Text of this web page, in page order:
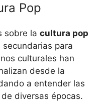
Pop
sobre la cultura pop
para
culturales han
desde la
a entender las
diversas épocas.